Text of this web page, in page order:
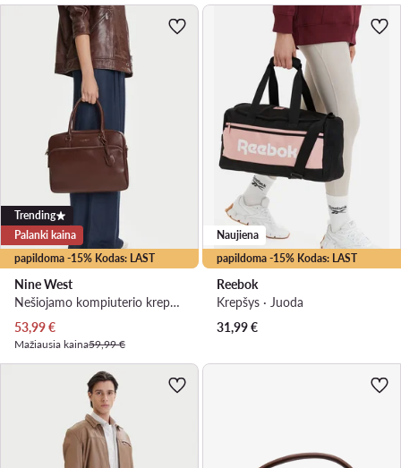
papildoma -15% Kodas: LAST
Trending
Palanki kaina
Nine West
Nešiojamo kompiuterio krepšys · Ruda
Dabartinė kaina
53,99€
Mažiausia kaina59,99 €
papildoma -15% Kodas: LAST
Naujiena
Reebok
Krepšys · Juoda
31,99€